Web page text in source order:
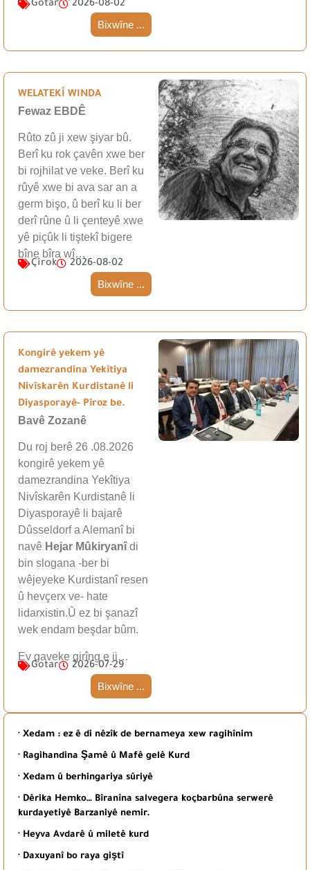
Gotar 2026-08-02
Bixwîne ...
WELATEKÎ WINDA
Fewaz EBDÊ
Rûto zû ji xew şiyar bû.
Berî ku rok çavên xwe ber
bi rojhilat ve veke. Berî ku
rûyê xwe bi ava sar an a
germ bişo, û berî ku li ber
derî rûne û li çenteyê xwe
yê piçûk li tiştekî bigere
bîne bîra wî…
Çîrok 2026-08-02
Bixwîne ...
Kongirê yekem yê
damezrandina Yekîtiya
Nivîskarên Kurdistanê li
Diyasporayê- Pîroz be.
Bavê Zozanê
Du roj berê 26 .08.2026
kongirê yekem yê
damezrandina Yekîtiya
Nivîskarên Kurdistanê li
Diyasporayê li bajarê
Dûsseldorf a Alemanî bi
navê Hejar Mûkiryanîdi
bin slogana -ber bi
wêjeyeke Kurdistanî resen
û hevçerx ve- hate
lidarxistin.Û ez bi şanazî
wek endam beşdar bûm.
Ev gaveke girîng e ji…
Gotar 2026-07-29
Bixwîne ...
· Xedam : ez ê di nêzîk de bernameya xew ragihînim
· Ragihandina Şamê û Mafê gelê Kurd
· Xedam û berhingariya sûriyê
· Dêrika Hemko… Bîranîna salvegera koçbarbûna serwerê
kurdayetiyê Barzaniyê nemir.
· Heyva Avdarê û miletê kurd
· Daxuyanî bo raya giştî